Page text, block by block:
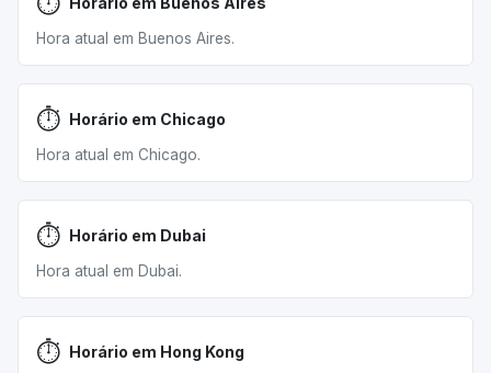
Hora atual em Buenos Aires.
⏱️ Horário em Chicago
Hora atual em Chicago.
⏱️ Horário em Dubai
Hora atual em Dubai.
⏱️ Horário em Hong Kong